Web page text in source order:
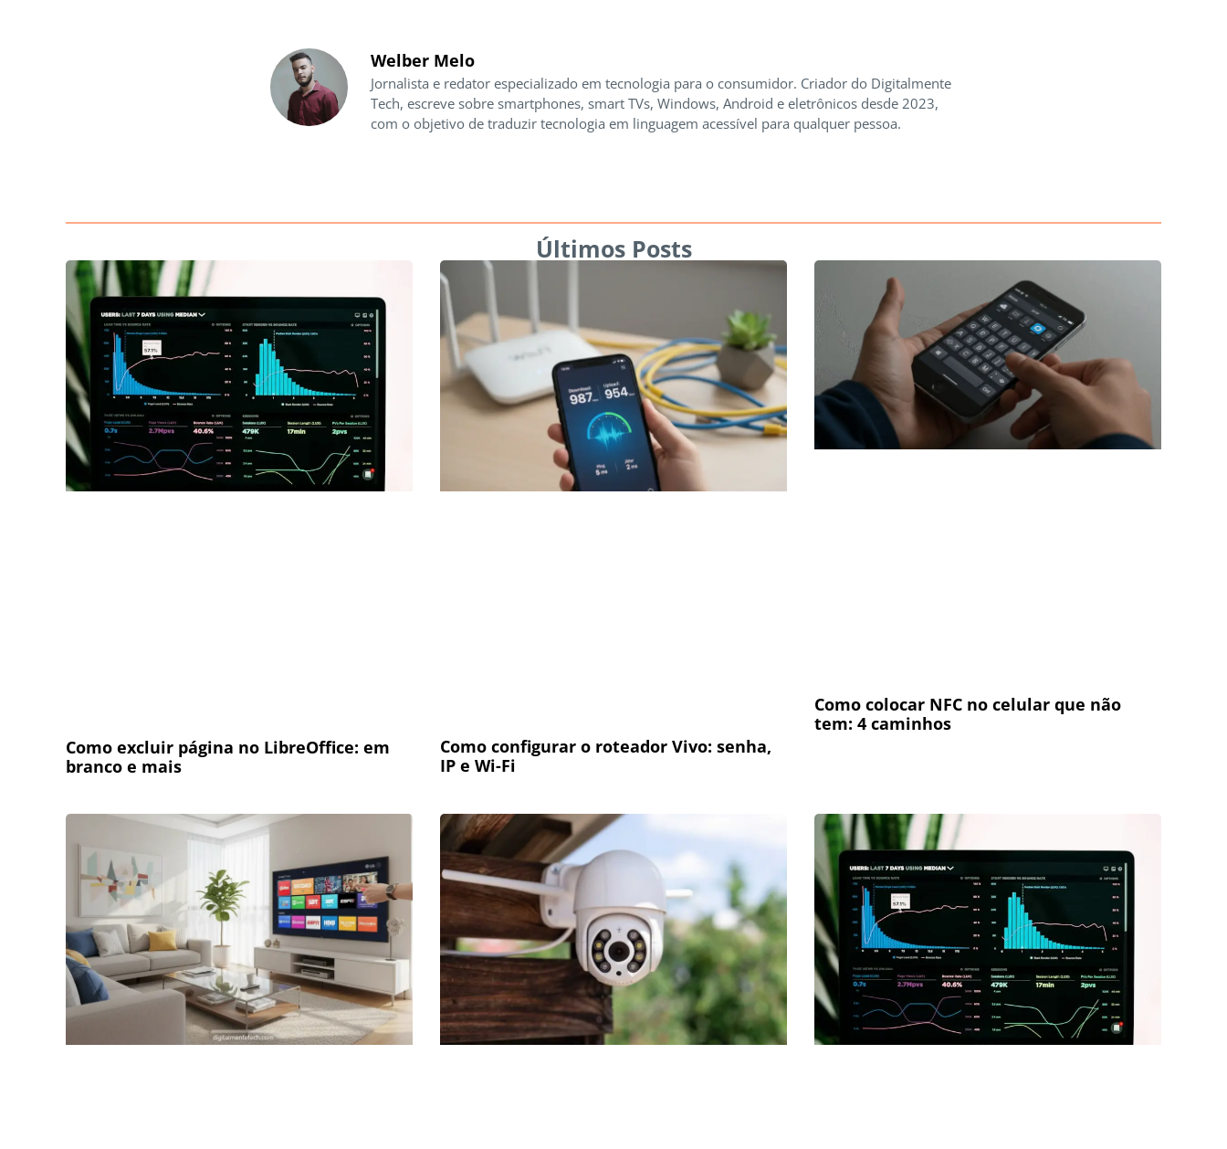
Welber Melo
Jornalista e redator especializado em tecnologia para o consumidor. Criador do Digitalmente
Tech, escreve sobre smartphones, smart TVs, Windows, Android e eletrônicos desde 2023,
com o objetivo de traduzir tecnologia em linguagem acessível para qualquer pessoa.
Últimos Posts
Como excluir página no LibreOffice: em
branco e mais
Como configurar o roteador Vivo: senha,
IP e Wi-Fi
Como colocar NFC no celular que não
tem: 4 caminhos